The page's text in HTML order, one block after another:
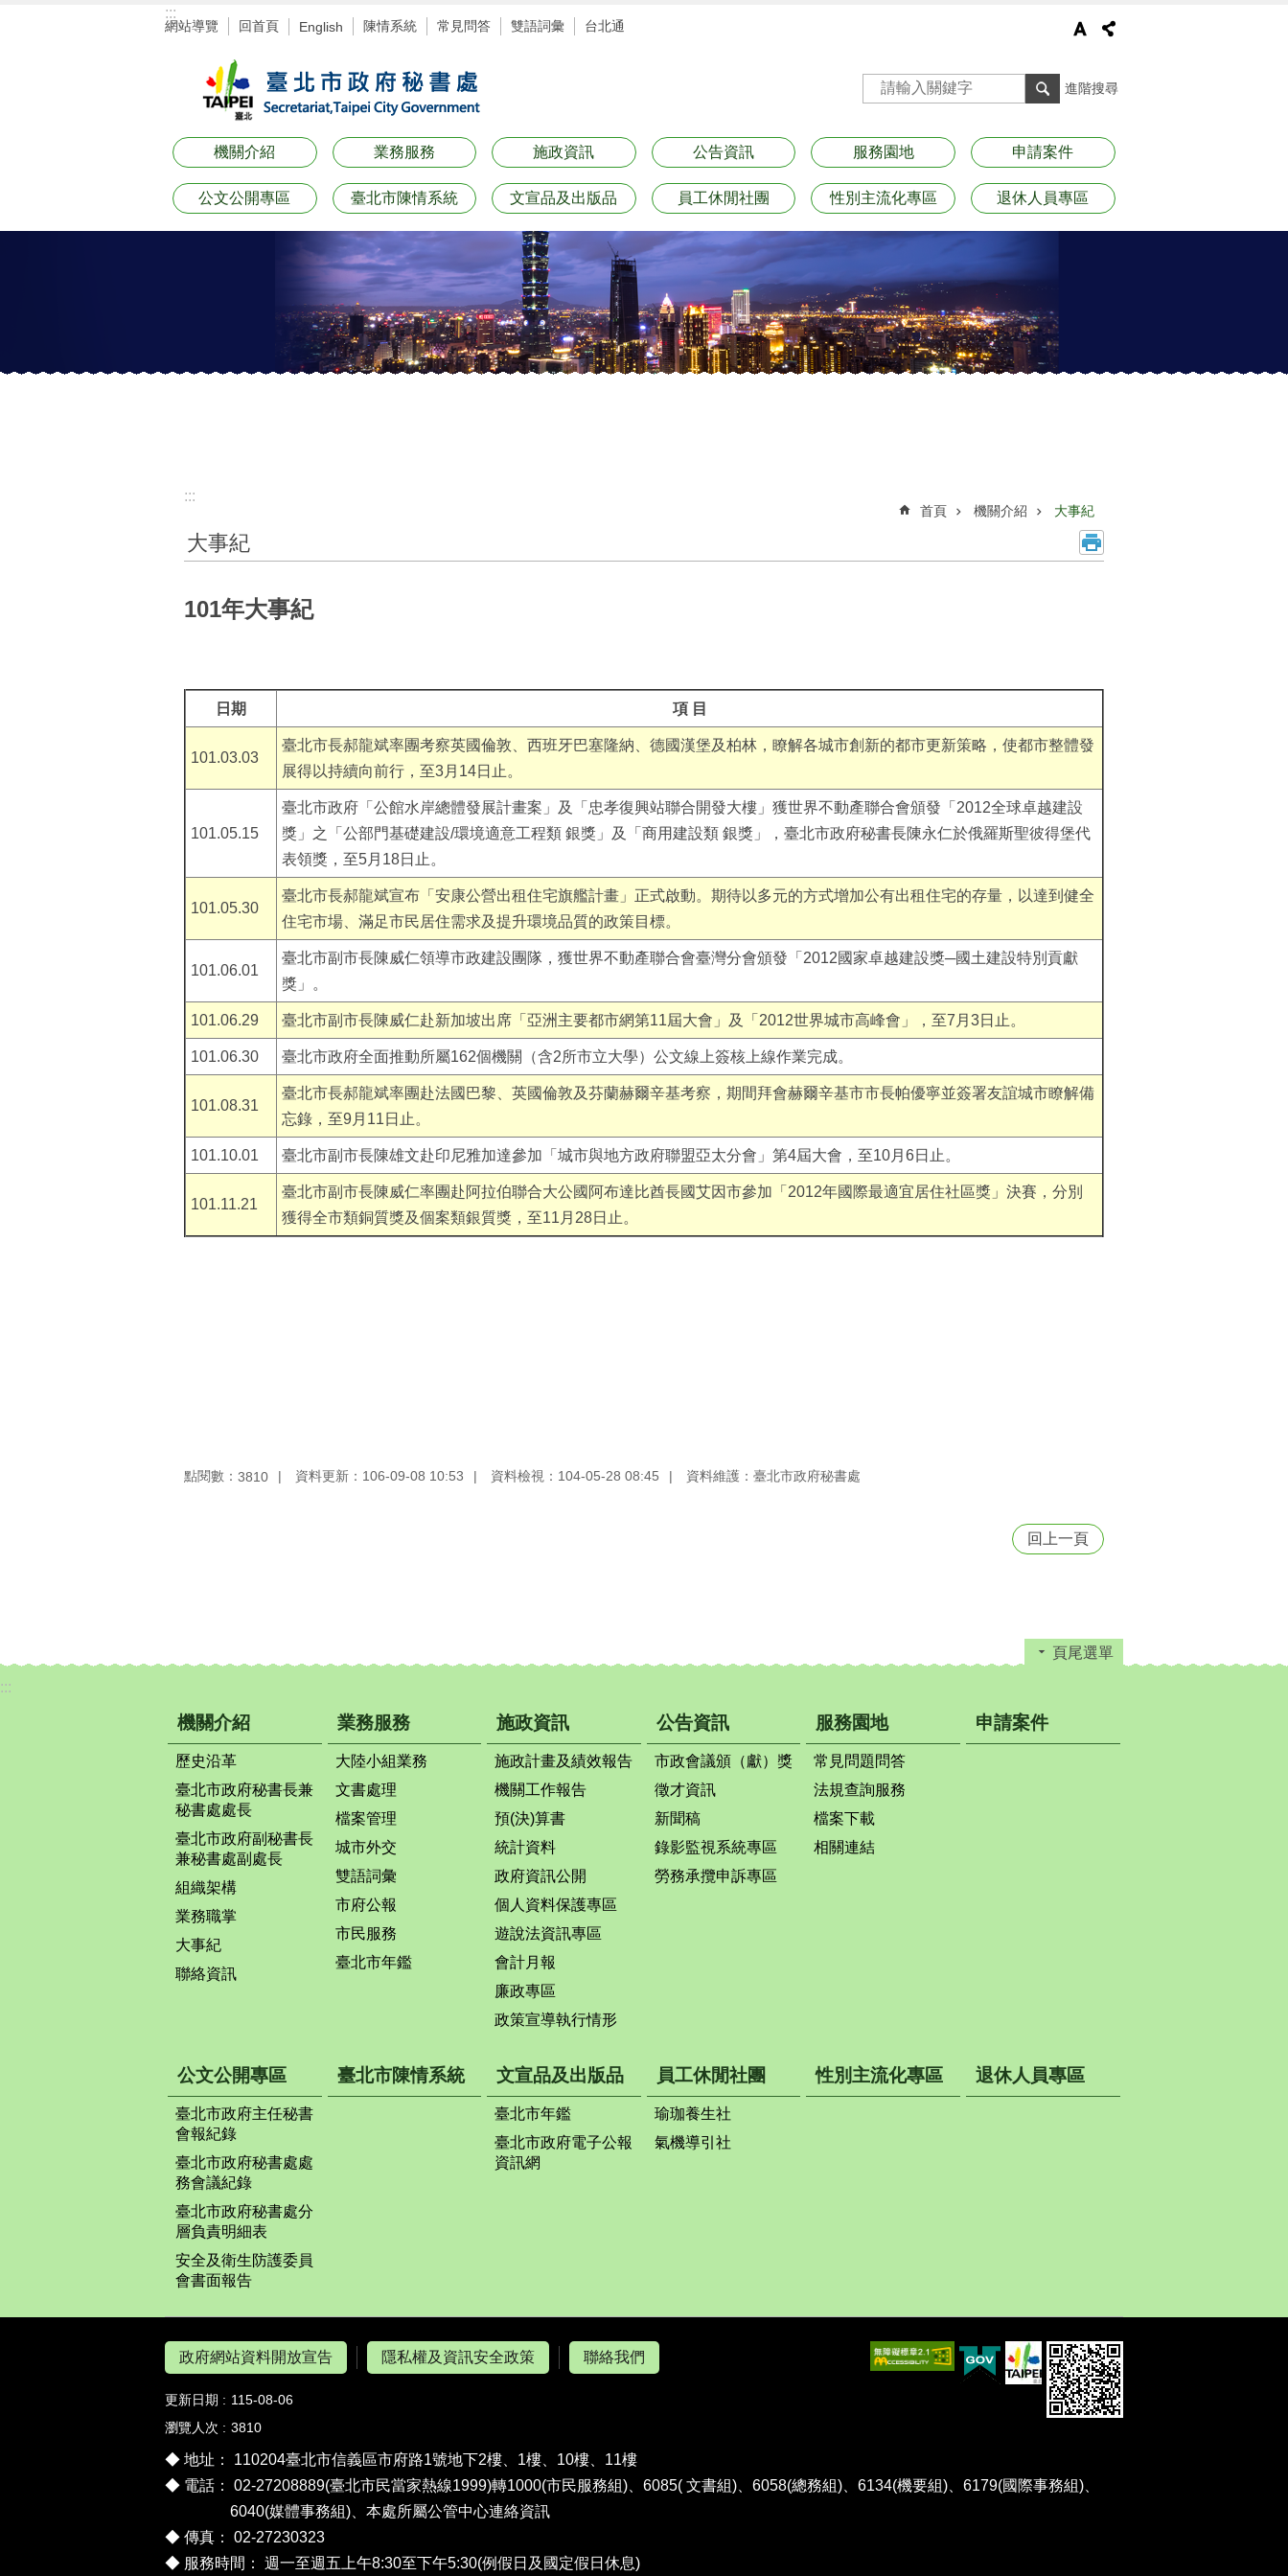
:::
網站導覽 回首頁 English 陳情系統 常見問答 雙語詞彙 台北通
進階搜尋
機關介紹 業務服務 施政資訊 公告資訊 服務園地 申請案件
公文公開專區 臺北市陳情系統 文宣品及出版品 員工休閒社團 性別主流化專區 退休人員專區
:::
首頁 機關介紹 大事紀
大事紀
101年大事紀
日期 項 目
101.03.03
臺北市長郝龍斌率團考察英國倫敦、西班牙巴塞隆納、德國漢堡及柏林，瞭解各城市創新的都市更新策略，使都市整體發
展得以持續向前行，至3月14日止。
101.05.15
臺北市政府「公館水岸總體發展計畫案」及「忠孝復興站聯合開發大樓」獲世界不動產聯合會頒發「2012全球卓越建設
獎」之「公部門基礎建設/環境適意工程類 銀獎」及「商用建設類 銀獎」，臺北市政府秘書長陳永仁於俄羅斯聖彼得堡代
表領獎，至5月18日止。
101.05.30
臺北市長郝龍斌宣布「安康公營出租住宅旗艦計畫」正式啟動。期待以多元的方式增加公有出租住宅的存量，以達到健全
住宅市場、滿足市民居住需求及提升環境品質的政策目標。
101.06.01
臺北市副市長陳威仁領導市政建設團隊，獲世界不動產聯合會臺灣分會頒發「2012國家卓越建設獎─國土建設特別貢獻
獎」。
101.06.29 臺北市副市長陳威仁赴新加坡出席「亞洲主要都市網第11屆大會」及「2012世界城市高峰會」，至7月3日止。
101.06.30 臺北市政府全面推動所屬162個機關（含2所市立大學）公文線上簽核上線作業完成。
101.08.31
臺北市長郝龍斌率團赴法國巴黎、英國倫敦及芬蘭赫爾辛基考察，期間拜會赫爾辛基市市長帕優寧並簽署友誼城市瞭解備
忘錄，至9月11日止。
101.10.01 臺北市副市長陳雄文赴印尼雅加達參加「城市與地方政府聯盟亞太分會」第4屆大會，至10月6日止。
101.11.21
臺北市副市長陳威仁率團赴阿拉伯聯合大公國阿布達比酋長國艾因市參加「2012年國際最適宜居住社區獎」決賽，分別
獲得全市類銅質獎及個案類銀質獎，至11月28日止。
點閱數： 3810 資料更新：106-09-08 10:53 資料檢視：104-05-28 08:45 資料維護：臺北市政府秘書處
回上一頁
頁尾選單
:::
機關介紹
歷史沿革
臺北市政府秘書長兼
秘書處處長
臺北市政府副秘書長
兼秘書處副處長
組織架構
業務職掌
大事紀
聯絡資訊
業務服務
大陸小組業務
文書處理
檔案管理
城市外交
雙語詞彙
市府公報
市民服務
臺北市年鑑
施政資訊
施政計畫及績效報告
機關工作報告
預(決)算書
統計資料
政府資訊公開
個人資料保護專區
遊說法資訊專區
會計月報
廉政專區
政策宣導執行情形
公告資訊
市政會議頒（獻）獎
徵才資訊
新聞稿
錄影監視系統專區
勞務承攬申訴專區
服務園地
常見問題問答
法規查詢服務
檔案下載
相關連結
申請案件
公文公開專區
臺北市政府主任秘書
會報紀錄
臺北市政府秘書處處
務會議紀錄
臺北市政府秘書處分
層負責明細表
安全及衛生防護委員
會書面報告
臺北市陳情系統 文宣品及出版品
臺北市年鑑
臺北市政府電子公報
資訊網
員工休閒社團
瑜珈養生社
氣機導引社
性別主流化專區 退休人員專區
政府網站資料開放宣告 隱私權及資訊安全政策 聯絡我們
更新日期
115-08-06
瀏覽人次
3810
◆ 地址： 110204臺北市信義區市府路1號地下2樓、1樓、10樓、11樓
◆ 電話： 02-27208889(臺北市民當家熱線1999)轉1000(市民服務組)、6085( 文書組)、6058(總務組)、6134(機要組)、6179(國際事務組)、
6040(媒體事務組)、 本處所屬公管中心連絡資訊
◆ 傳真： 02-27230323
◆ 服務時間： 週一至週五上午8:30至下午5:30(例假日及國定假日休息)